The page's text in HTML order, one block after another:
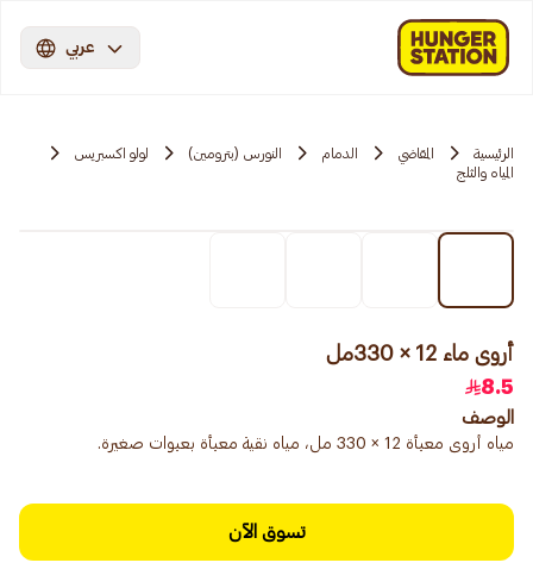
عربي
الرئيسية المقاضي الدمام النورس (بترومين)
لولو اكسبريس
المياه والثلج
أروى ماء 12 × 330مل
8.5
الوصف
مياه أروى معبأة 12 × 330 مل، مياه نقية معبأة بعبوات صغيرة.
تسوق الآن